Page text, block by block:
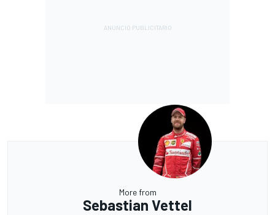
More from
Sebastian Vettel